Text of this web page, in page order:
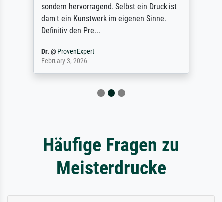
sondern hervorragend. Selbst ein Druck ist
damit ein Kunstwerk im eigenen Sinne.
Definitiv den Pre...
Dr. @ ProvenExpert
February 3, 2026
Häufige Fragen zu
Meisterdrucke